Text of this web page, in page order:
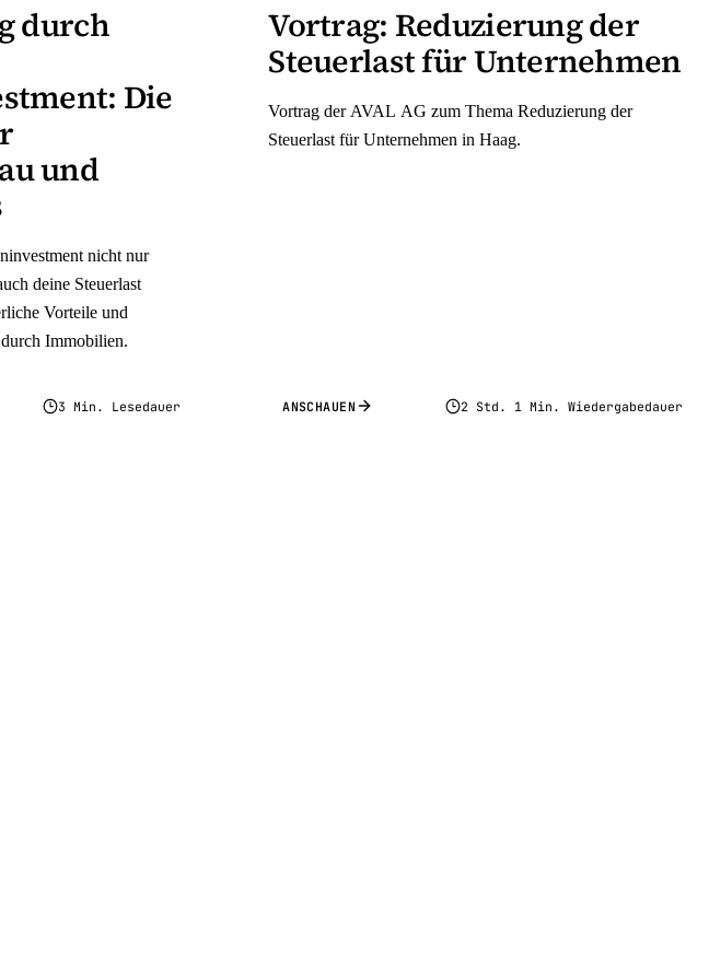
durch
Die
und
nicht nur
deine Steuerlast
Vorteile und
Immobilien.
3 Min. Lesedauer
Vortrag: Reduzierung der
Steuerlast für Unternehmen
Vortrag der AVAL AG zum Thema Reduzierung der
Steuerlast für Unternehmen in Haag.
ANSCHAUEN 2 Std. 1 Min. Wiedergabedauer